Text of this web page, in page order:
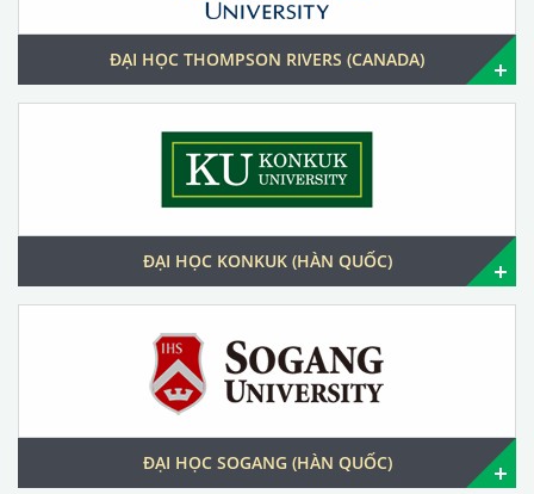
ĐẠI HỌC THOMPSON RIVERS (CANADA)
ĐẠI HỌC KONKUK (HÀN QUỐC)
ĐẠI HỌC SOGANG (HÀN QUỐC)